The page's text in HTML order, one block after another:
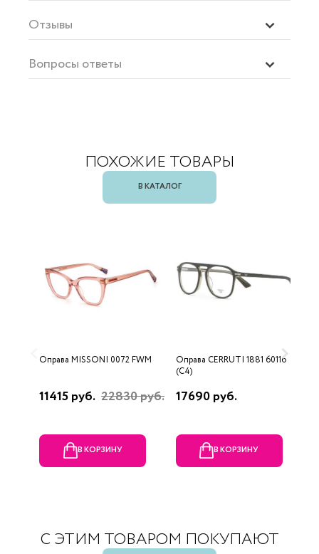
Отзывы
Вопросы ответы
ПОХОЖИЕ ТОВАРЫ
В КАТАЛОГ
Оправа MISSONI 0072 FWM
11415 руб. 22830 руб.
В КОРЗИНУ
Оправа CERRUTI 1881 60116
(C4)
17690 руб.
В КОРЗИНУ
С ЭТИМ ТОВАРОМ ПОКУПАЮТ